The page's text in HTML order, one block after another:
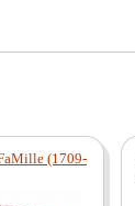
(1709-